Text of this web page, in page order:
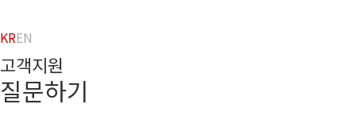
KREN
고객지원
질문하기